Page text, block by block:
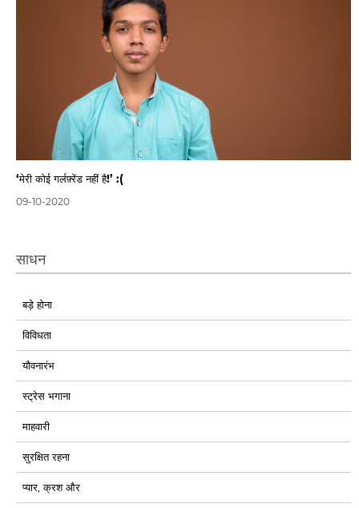
‘मेरी कोई गर्लफ़्रेंड नहीं है!’ :(
09-10-2020
साधन
बड़े होना
विविधता
यौवनारंभ
स्ट्रेस भगाना
माहवारी
सुरक्षित रहना
प्यार, क्रश और